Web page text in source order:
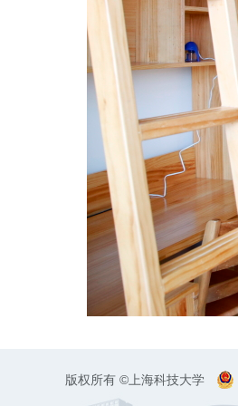
版权所有 ©上海科技大学